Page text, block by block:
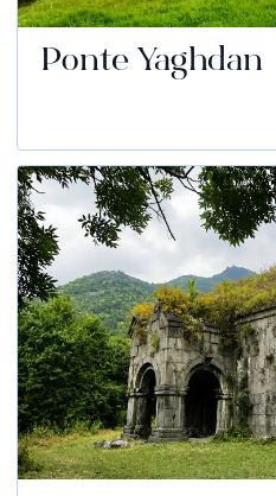
Ponte Yaghdan